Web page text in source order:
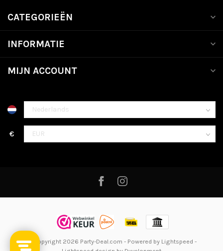
CATEGORIEËN
INFORMATIE
MIJN ACCOUNT
€
© Copyright 2026 Party-Deal.com - Powered by Lightspeed -